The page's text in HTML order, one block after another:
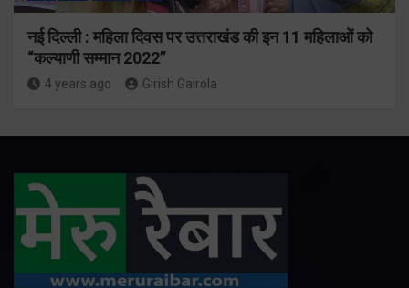
नई दिल्ली : महिला दिवस पर उत्तराखंड की इन 11 महिलाओं को
“कल्याणी सम्मान 2022”
4 years ago Girish Gairola